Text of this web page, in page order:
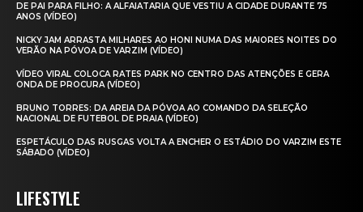
DE PAI PARA FILHO: A ALFAIATARIA QUE VESTIU A CIDADE DURANTE 75
ANOS (VÍDEO)
NICKY JAM ARRASTA MILHARES AO HONI NUMA DAS MAIORES NOITES DO
VERÃO NA PÓVOA DE VARZIM (VÍDEO)
VÍDEO VIRAL COLOCA RATES PARK NO CENTRO DAS ATENÇÕES E GERA
ONDA DE PROCURA (VÍDEO)
BRUNO TORRES: DA AREIA DA PÓVOA AO COMANDO DA SELEÇÃO
NACIONAL DE FUTEBOL DE PRAIA (VÍDEO)
ESPETÁCULO DAS RUSGAS VOLTA A ENCHER O ESTÁDIO DO VARZIM ESTE
SÁBADO (VÍDEO)
LIFESTYLE